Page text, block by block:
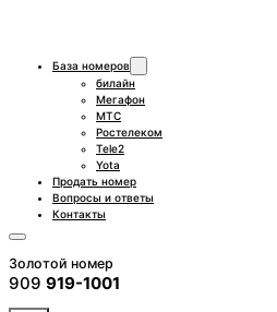
База номеров
билайн
Мегафон
МТС
Ростелеком
Tele2
Yota
Продать номер
Вопросы и ответы
Контакты
Золотой номер
909 919-1001